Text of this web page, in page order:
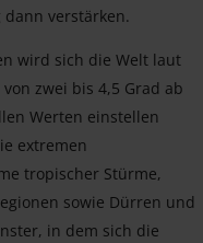
verstärken.
wird sich die Welt laut
zwei bis 4,5 Grad ab
Werten einstellen
extremen
tropischer Stürme,
sowie Dürren und
in dem sich die